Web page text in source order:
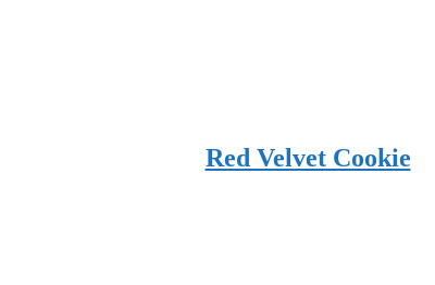
Red Velvet Cookie